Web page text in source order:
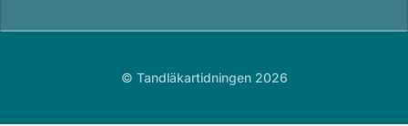
© Tandläkartidningen 2026